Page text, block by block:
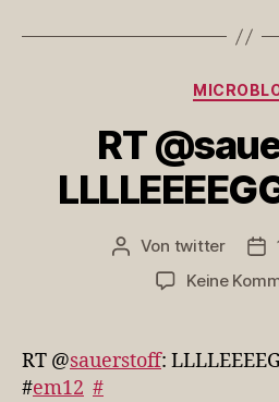
RT
Beitragsautor
Von twitter
Keine
RT @sauerstoff:
#em12 #